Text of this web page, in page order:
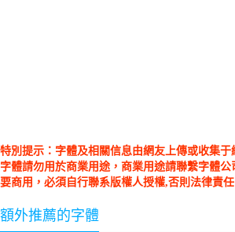
特別提示：字體及相關信息由網友上傳或收集于
字體請勿用於商業用途，商業用途請聯繫字體
要商用，必須自行聯系版權人授權,否則法律責任
額外推薦的字體